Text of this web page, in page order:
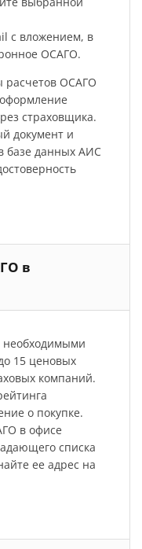
с вложением, в
ОСАГО.
расчетов ОСАГО
страховщика.
документ и
базе данных АИС
в
необходимыми
15 ценовых
компаний.
о покупке.
в офисе
списка
ее адрес на